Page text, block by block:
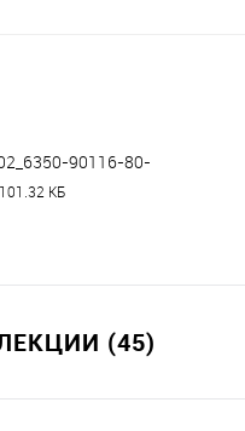
90116-80-
КБ
(45)